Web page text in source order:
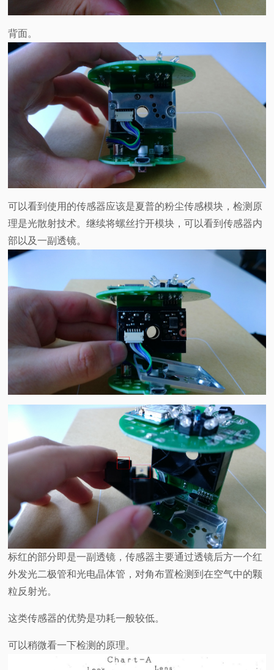
背面。
可以看到使用的传感器应该是夏普的粉尘传感模块，检测原
理是光散射技术。继续将螺丝拧开模块，可以看到传感器内
部以及一副透镜。
标红的部分即是一副透镜，传感器主要通过透镜后方一个红
外发光二极管和光电晶体管，对角布置检测到在空气中的颗
粒反射光。
这类传感器的优势是功耗一般较低。
可以稍微看一下检测的原理。